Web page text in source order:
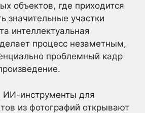
объектов, где приходится
значительные участки
интеллектуальная
процесс незаметным,
проблемный кадр
ИИ-инструменты для
из фотографий открывают